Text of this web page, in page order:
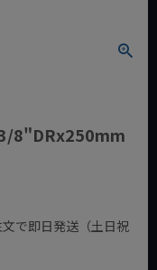
8"DRx250mm
で即日発送（土日祝